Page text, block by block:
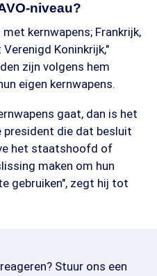
niveau?
kernwapens; Frankrijk,
Koninkrijk,"
zijn volgens hem
eigen kernwapens.
gaat, dan is het
president die dat besluit
het staatshoofd of
maken om hun
gebruiken", zegt hij tot
Stuur ons een